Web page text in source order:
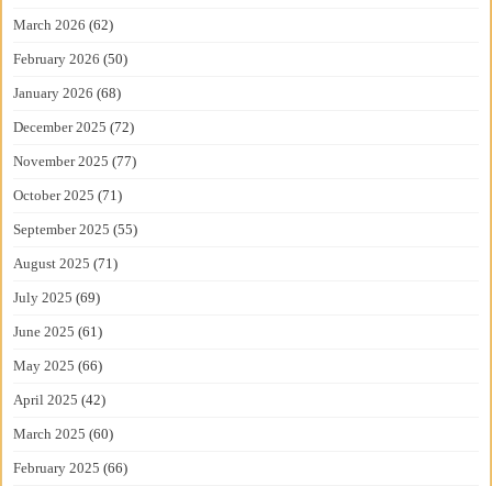
March 2026 (62)
February 2026 (50)
January 2026 (68)
December 2025 (72)
November 2025 (77)
October 2025 (71)
September 2025 (55)
August 2025 (71)
July 2025 (69)
June 2025 (61)
May 2025 (66)
April 2025 (42)
March 2025 (60)
February 2025 (66)